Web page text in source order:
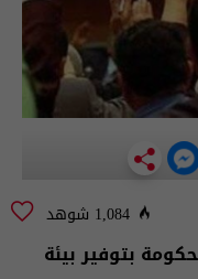
1,084 شوهد
بتوفير بيئة